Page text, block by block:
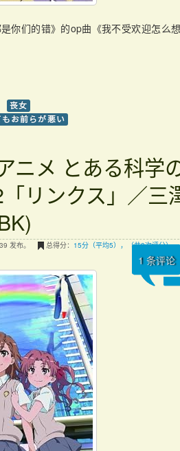
你们的错》的op曲《我不受欢迎怎么
丧女
お前らが悪い
ニメ とある科学
リンクス」／三
发布。 总得分： 15分（平均5），（共3次评分）
1 条评论